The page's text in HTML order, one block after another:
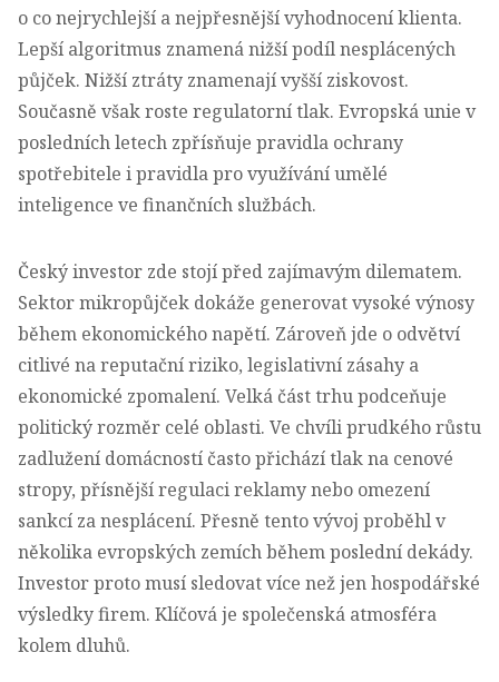
o co nejrychlejší a nejpřesnější vyhodnocení klienta.
Lepší algoritmus znamená nižší podíl nesplácených
půjček. Nižší ztráty znamenají vyšší ziskovost.
Současně však roste regulatorní tlak. Evropská unie v
posledních letech zpřísňuje pravidla ochrany
spotřebitele i pravidla pro využívání umělé
inteligence ve finančních službách.
Český investor zde stojí před zajímavým dilematem.
Sektor mikropůjček dokáže generovat vysoké výnosy
během ekonomického napětí. Zároveň jde o odvětví
citlivé na reputační riziko, legislativní zásahy a
ekonomické zpomalení. Velká část trhu podceňuje
politický rozměr celé oblasti. Ve chvíli prudkého růstu
zadlužení domácností často přichází tlak na cenové
stropy, přísnější regulaci reklamy nebo omezení
sankcí za nesplácení. Přesně tento vývoj proběhl v
několika evropských zemích během poslední dekády.
Investor proto musí sledovat více než jen hospodářské
výsledky firem. Klíčová je společenská atmosféra
kolem dluhů.